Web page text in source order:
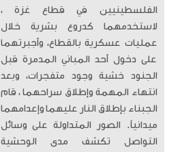
الفلسطينيين في قطاع غزة ،
لاستخدمهما كدروع بشرية خلال
عمليات عسكرية بالقطاع، وأجبرتهما
على دخول أحد المباني المدمرة قبل
الجنود خشية وجود متفجرات، وبعد
انتهاء المهمة وإطلاق سراحهما ، قام
الجبناء بإطلاق النار عليهما وإعدامهما
ميدانياً. الصور المتداولة على وسائل
التواصل تكشف مدى الوحشية